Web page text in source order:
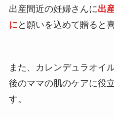
出産間近の妊婦さんに出
に と願いを込めて贈ると
また、カレンデュラオイ
後のママの肌のケアに役
す。